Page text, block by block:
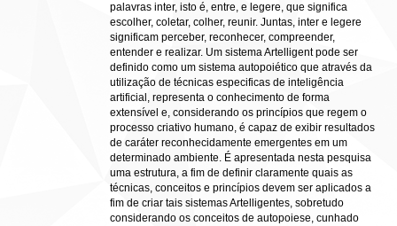
palavras inter, isto é, entre, e legere, que significa
escolher, coletar, colher, reunir. Juntas, inter e legere
significam perceber, reconhecer, compreender,
entender e realizar. Um sistema Artelligent pode ser
definido como um sistema autopoiético que através da
utilização de técnicas especificas de inteligência
artificial, representa o conhecimento de forma
extensível e, considerando os princípios que regem o
processo criativo humano, é capaz de exibir resultados
de caráter reconhecidamente emergentes em um
determinado ambiente. É apresentada nesta pesquisa
uma estrutura, a fim de definir claramente quais as
técnicas, conceitos e princípios devem ser aplicados a
fim de criar tais sistemas Artelligentes, sobretudo
considerando os conceitos de autopoiese, cunhado